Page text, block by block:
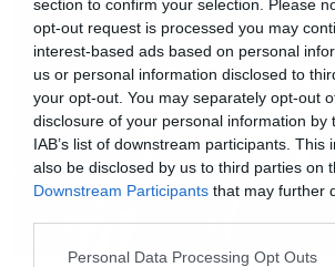
section to confirm your selection. Please
opt-out request is processed you may
interest-based ads based on personal
us or personal information disclosed to
your opt-out. You may separately opt-out
disclosure of your personal information by
IAB’s list of downstream participants. This
also be disclosed by us to third parties on
Downstream Participants that may further
Personal Data Processing Opt Outs